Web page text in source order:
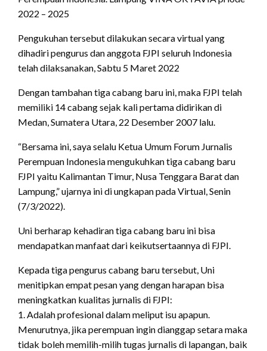
2022 – 2025
Pengukuhan tersebut dilakukan secara virtual yang
dihadiri pengurus dan anggota FJPI seluruh Indonesia
telah dilaksanakan, Sabtu 5 Maret 2022
Dengan tambahan tiga cabang baru ini, maka FJPI telah
memiliki 14 cabang sejak kali pertama didirikan di
Medan, Sumatera Utara, 22 Desember 2007 lalu.
“Bersama ini, saya selalu Ketua Umum Forum Jurnalis
Perempuan Indonesia mengukuhkan tiga cabang baru
FJPI yaitu Kalimantan Timur, Nusa Tenggara Barat dan
Lampung,” ujarnya ini di ungkapan pada Virtual, Senin
(7/3/2022).
Uni berharap kehadiran tiga cabang baru ini bisa
mendapatkan manfaat dari keikutsertaannya di FJPI.
Kepada tiga pengurus cabang baru tersebut, Uni
menitipkan empat pesan yang dengan harapan bisa
meningkatkan kualitas jurnalis di FJPI:
1. Adalah profesional dalam meliput isu apapun.
Menurutnya, jika perempuan ingin dianggap setara maka
tidak boleh memilih-milih tugas jurnalis di lapangan, baik